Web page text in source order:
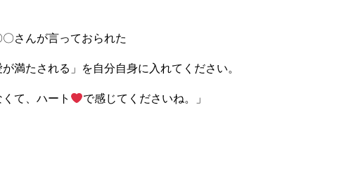
〇さんが言っておられた
が満たされる」を自分自身に入れてください。
て、ハート で感じてくださいね。」